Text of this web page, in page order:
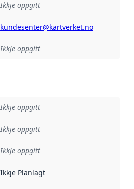
Ikkje oppgitt
kundesenter@kartverket.no
Ikkje oppgitt
Ikkje oppgitt
:
Ikkje oppgitt
Ikkje oppgitt
:
Ikkje Planlagt